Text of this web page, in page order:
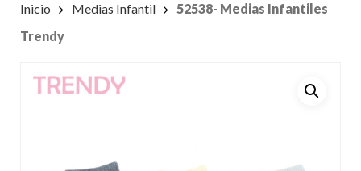
Inicio Medias Infantil
52538- Medias Infantiles
Trendy